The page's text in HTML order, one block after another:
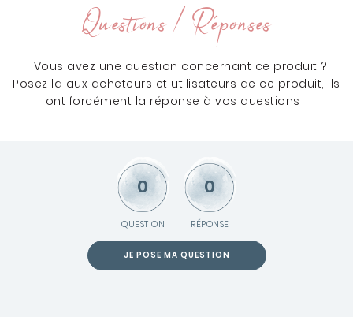
Questions / Réponses
Vous avez une question concernant ce produit ?
Posez la aux acheteurs et utilisateurs de ce produit, ils
ont forcément la réponse à vos questions
0
QUESTION
0
RÉPONSE
JE POSE MA QUESTION